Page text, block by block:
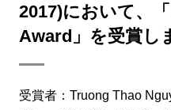
2017)において、
Award」を受賞し
受賞者：Truong Thao